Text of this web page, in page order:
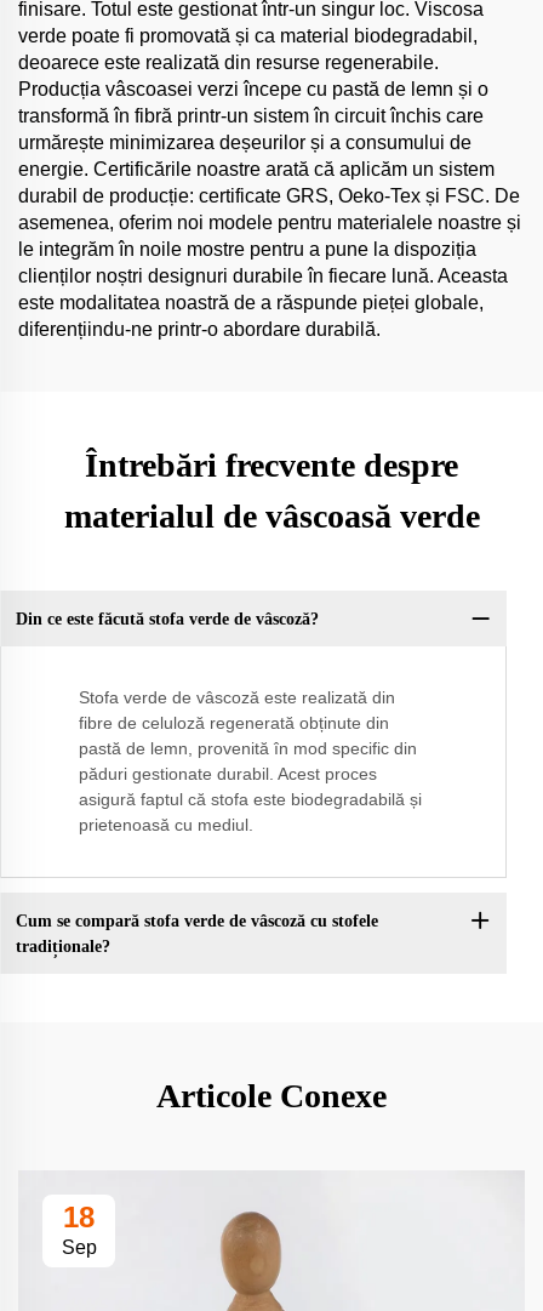
finisare. Totul este gestionat într-un singur loc. Viscosa
verde poate fi promovată și ca material biodegradabil,
deoarece este realizată din resurse regenerabile.
Producția vâscoasei verzi începe cu pastă de lemn și o
transformă în fibră printr-un sistem în circuit închis care
urmărește minimizarea deșeurilor și a consumului de
energie. Certificările noastre arată că aplicăm un sistem
durabil de producție: certificate GRS, Oeko-Tex și FSC. De
asemenea, oferim noi modele pentru materialele noastre și
le integrăm în noile mostre pentru a pune la dispoziția
clienților noștri designuri durabile în fiecare lună. Aceasta
este modalitatea noastră de a răspunde pieței globale,
diferențiindu-ne printr-o abordare durabilă.
Întrebări frecvente despre
materialul de vâscoasă verde
Din ce este făcută stofa verde de vâscoză?
Stofa verde de vâscoză este realizată din
fibre de celuloză regenerată obținute din
pastă de lemn, provenită în mod specific din
păduri gestionate durabil. Acest proces
asigură faptul că stofa este biodegradabilă și
prietenoasă cu mediul.
Cum se compară stofa verde de vâscoză cu stofele
tradiționale?
Articole Conexe
18
Sep